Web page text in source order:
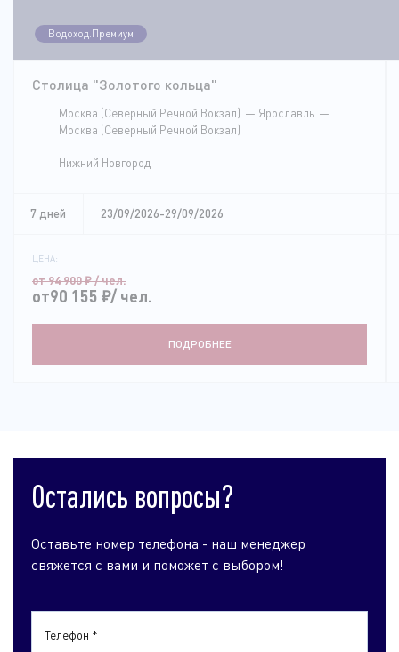
Водоход.Премиум
Столица "Золотого кольца"
Москва (Северный Речной Вокзал)
Ярославль
Москва (Северный Речной Вокзал)
Нижний Новгород
7 дней 23/09/2026-29/09/2026
ЦЕНА:
от 94 900₽/ чел.
от90 155 ₽/ чел.
ПОДРОБНЕЕ
Остались вопросы?
Оставьте номер телефона - наш менеджер
свяжется с вами и поможет с выбором!
Телефон *